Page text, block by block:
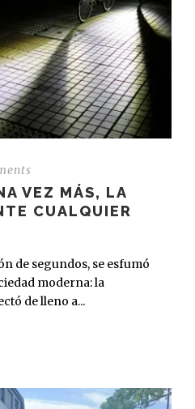
VEZ MÁS, LA
CUALQUIER
de segundos, se esfumó
moderna: la
de lleno a...